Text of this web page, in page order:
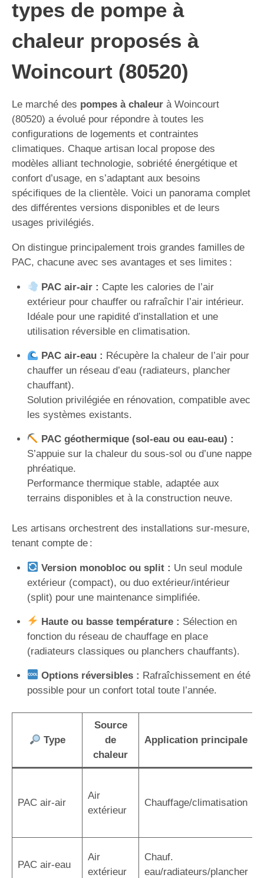
types de pompe à
chaleur proposés à
Woincourt (80520)
Le marché des pompes à chaleur à Woincourt
(80520) a évolué pour répondre à toutes les
configurations de logements et contraintes
climatiques. Chaque artisan local propose des
modèles alliant technologie, sobriété énergétique et
confort d’usage, en s’adaptant aux besoins
spécifiques de la clientèle. Voici un panorama complet
des différentes versions disponibles et de leurs
usages privilégiés.
On distingue principalement trois grandes familles de
PAC, chacune avec ses avantages et ses limites :
PAC air-air : Capte les calories de l’air
extérieur pour chauffer ou rafraîchir l’air intérieur.
Idéale pour une rapidité d’installation et une
utilisation réversible en climatisation.
PAC air-eau : Récupère la chaleur de l’air pour
chauffer un réseau d’eau (radiateurs, plancher
chauffant).
Solution privilégiée en rénovation, compatible avec
les systèmes existants.
PAC géothermique (sol-eau ou eau-eau) :
S’appuie sur la chaleur du sous-sol ou d’une nappe
phréatique.
Performance thermique stable, adaptée aux
terrains disponibles et à la construction neuve.
Les artisans orchestrent des installations sur-mesure,
tenant compte de :
Version monobloc ou split : Un seul module
extérieur (compact), ou duo extérieur/intérieur
(split) pour une maintenance simplifiée.
Haute ou basse température : Sélection en
fonction du réseau de chauffage en place
(radiateurs classiques ou planchers chauffants).
Options réversibles : Rafraîchissement en été
possible pour un confort total toute l’année.
Type
Source
de
chaleur
Application principale
PAC air-air
Air
extérieur
Chauffage/climatisation
PAC air-eau
Air
extérieur
Chauf.
eau/radiateurs/plancher